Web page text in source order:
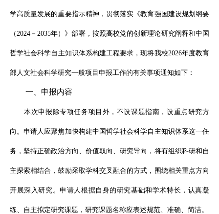
学高质量发展的重要指示精神，贯彻落实《教育强国建设规划纲要
（2024－2035年）》部署，按照高校党的创新理论研究阐释和中国
哲学社会科学自主知识体系构建工程要求，现将我校2026年度教育
部人文社会科学研究一般项目申报工作的有关事项通知如下：
一、申报内容
本次申报除专项任务项目外，不设课题指南，设重点研究方
向。申请人应聚焦加快构建中国哲学社会科学自主知识体系这一任
务，坚持正确政治方向、价值取向、研究导向，将有组织科研和自
主探索相结合，鼓励采取学科交叉融合的方式，围绕相关重点方向
开展深入研究。申请人根据自身的研究基础和学术特长，认真凝
练、自主拟定研究课题，研究课题名称应表述规范、准确、简洁。